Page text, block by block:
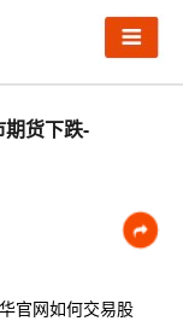
货下跌-
官网如何交易股